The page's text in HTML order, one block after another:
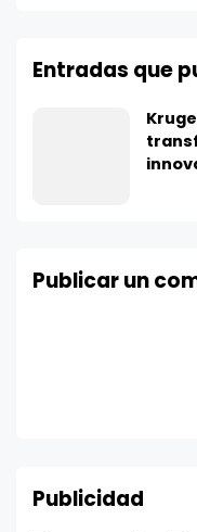
Entradas que
Publicar un
Publicidad